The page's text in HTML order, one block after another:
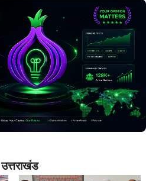
उत्तराखंड